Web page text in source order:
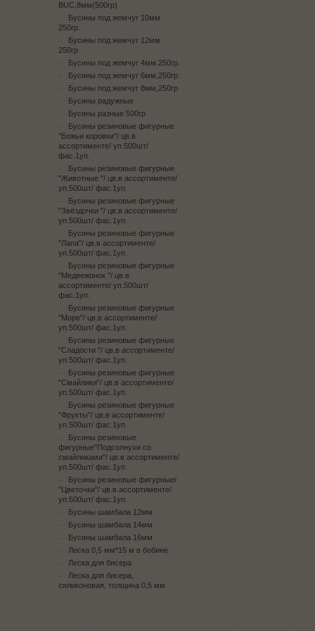
BUC,8мм(500гр)
Бусины под жемчуг 10мм
250гр.
Бусины под жемчуг 12мм
250гр
Бусины под жемчуг 4мм.250гр.
Бусины под жемчуг 6мм,250гр.
Бусины под жемчуг 8мм,250гр
Бусины радужные
Бусины разные 500гр
Бусины резиновые фигурные
"Божьи коровки"/ цв.в
ассортименте/ уп.500шт/
фас.1уп.
Бусины резиновые фигурные
"Животные "/ цв.в ассортименте/
уп.500шт/ фас.1уп.
Бусины резиновые фигурные
"Звёздочки "/ цв.в ассортименте/
уп.500шт/ фас.1уп.
Бусины резиновые фигурные
"Лапа"/ цв.в ассортименте/
уп.500шт/ фас.1уп.
Бусины резиновые фигурные
"Медвежонок "/ цв.в
ассортименте/ уп.500шт/
фас.1уп.
Бусины резиновые фигурные
"Море"/ цв.в ассортименте/
уп.500шт/ фас.1уп.
Бусины резиновые фигурные
"Сладости "/ цв.в ассортименте/
уп.500шт/ фас.1уп.
Бусины резиновые фигурные
"Смайлики"/ цв.в ассортименте/
уп.500шт/ фас.1уп.
Бусины резиновые фигурные
"Фрукты"/ цв.в ассортименте/
уп.500шт/ фас.1уп.
Бусины резиновые
фигурные"Подсолнухи со
смайликами"/ цв.в ассортименте/
уп.500шт/ фас.1уп.
Бусины резиновые фигурные/
"Цветочки"/ цв.в ассортименте/
уп.500шт/ фас.1уп.
Бусины шамбала 12мм
Бусины шамбала 14мм
Бусины шамбала 16мм
Леска 0,5 мм*15 м в бобине
Леска для бисера
Леска для бисера,
силиконовая, толщина 0,5 мм